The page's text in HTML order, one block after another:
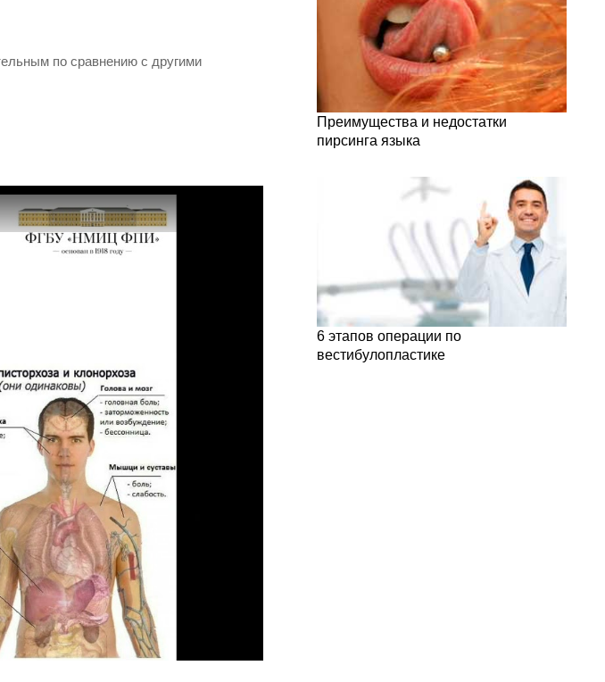
по сравнению с другими
Преимущества и недостатки
пирсинга языка
6 этапов операции по
вестибулопластике